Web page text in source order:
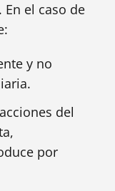
el caso de
y no
del
por